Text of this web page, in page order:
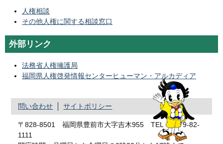
人権相談
その他人権に関する相談窓口
外部リンク
法務省人権擁護局
福岡県人権啓発情報センターヒューマン・アルカディア
問い合わせ サイトポリシー
〒828-8501 福岡県豊前市大字吉木955 TEL：0979-82-
1111